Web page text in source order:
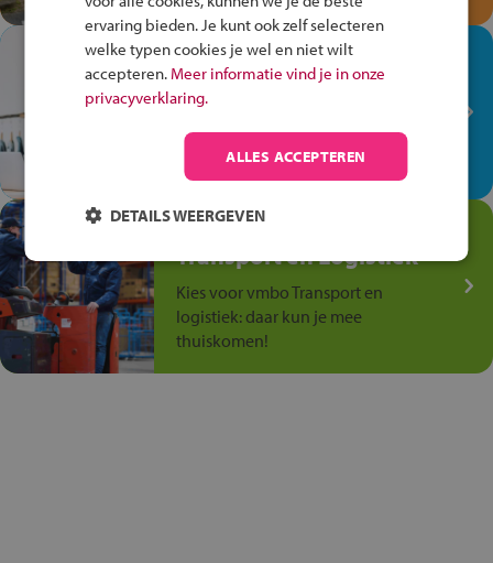
In de winkel ben je op je
plek!
op de winkelvloer, waar elke dag
anders is!
Jouw talent in de
Transport en Logistiek
Kies voor vmbo Transport en
logistiek: daar kun je mee
thuiskomen!
ervaring bieden. Je kunt ook zelf selecteren
welke typen cookies je wel en niet wilt
accepteren. Meer informatie vind je in onze
privacyverklaring.
ALLES ACCEPTEREN
DETAILS WEERGEVEN